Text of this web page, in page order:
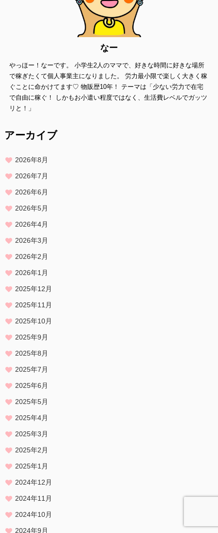
十分な安全保護に努め、 また、個人情報を正確に、また最新なものに
保つよう、 お預かりした個人情報の適切な管理を行います。
情報内容の照会、修正または削除
当方は、お客様が当社にご提供いただいた個人情報の照会、修正また
ご本人であることを確認させていただいたうえで、合理的な範囲です
みやかに 対応させていただきます。
プライバシーに関する意見・苦情・異議申し立てについて
お客様が、当ウェブサイトで掲示した本方針を守っていないと思われ
よう努めます。
なー
やっほー！なーです。 小学生2人のママで、好きな時間に好きな場所
で稼ぎたくて個人事業主になりました。 労力最小限で楽しく大きく稼
ぐことに命かけてます♡ 物販歴10年！ テーマは「少ない労力で在宅
で自由に稼ぐ！ しかもお小遣い程度ではなく、生活費レベルでガッツ
リと！」
アーカイブ
2026年8月
2026年7月
2026年6月
2026年5月
2026年4月
2026年3月
2026年2月
2026年1月
2025年12月
2025年11月
2025年10月
2025年9月
2025年8月
2025年7月
2025年6月
2025年5月
2025年4月
2025年3月
2025年2月
2025年1月
2024年12月
2024年11月
2024年10月
2024年9月